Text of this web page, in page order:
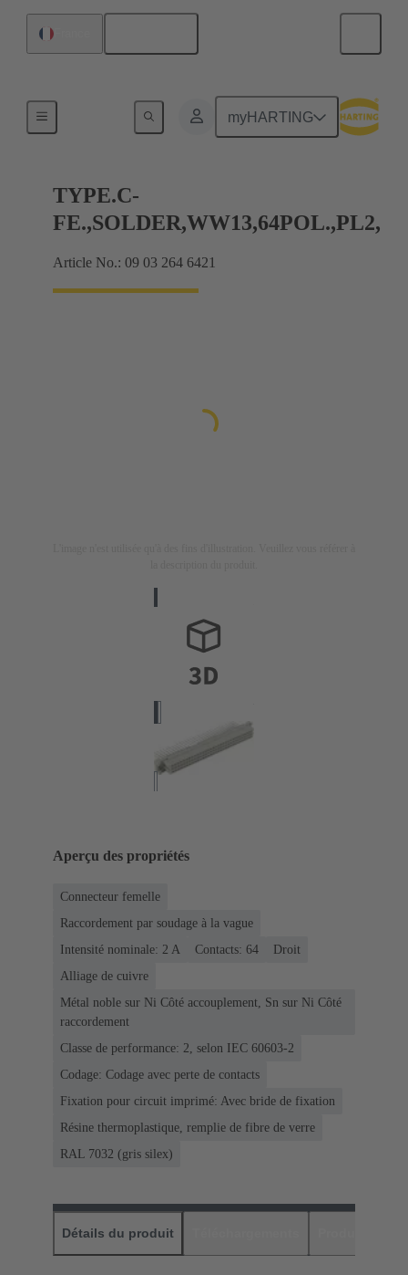
myHARTING
Raccordement carte mère à carte fille
TYPE.C-
FE.,SOLDER,WW13,64POL.,PL2,
Article No.: 09 03 264 6421
Aperçu des propriétés
Connecteur femelle
Raccordement par soudage à la vague
Intensité nominale: ‌2 A
Contacts: 64
Droit
Alliage de cuivre
Métal noble sur Ni Côté accouplement, Sn sur Ni Côté
raccordement
Classe de performance: 2, selon IEC 60603-2
Codage: Codage avec perte de contacts
Fixation pour circuit imprimé: Avec bride de fixation
Résine thermoplastique, remplie de fibre de verre
RAL 7032 (gris silex)
Détails du produit